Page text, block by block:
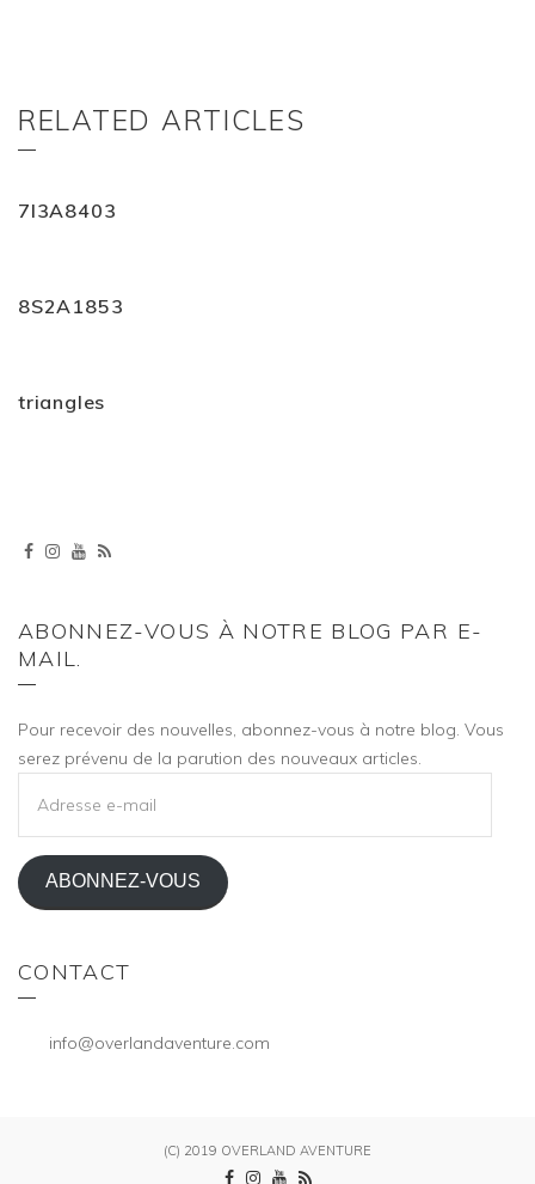
RELATED ARTICLES
7I3A8403
8S2A1853
triangles
ABONNEZ-VOUS À NOTRE BLOG PAR E-
MAIL.
Pour recevoir des nouvelles, abonnez-vous à notre blog. Vous
serez prévenu de la parution des nouveaux articles.
MAIL
ABONNEZ-VOUS
CONTACT
info@overlandaventure.com
(C) 2019 OVERLAND AVENTURE